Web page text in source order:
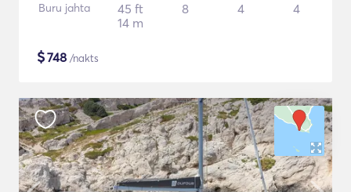
Buru jahta
45 ft
14 m
8 4 4
$748 /nakts